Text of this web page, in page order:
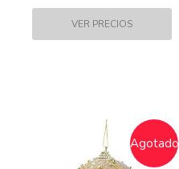
Agotado